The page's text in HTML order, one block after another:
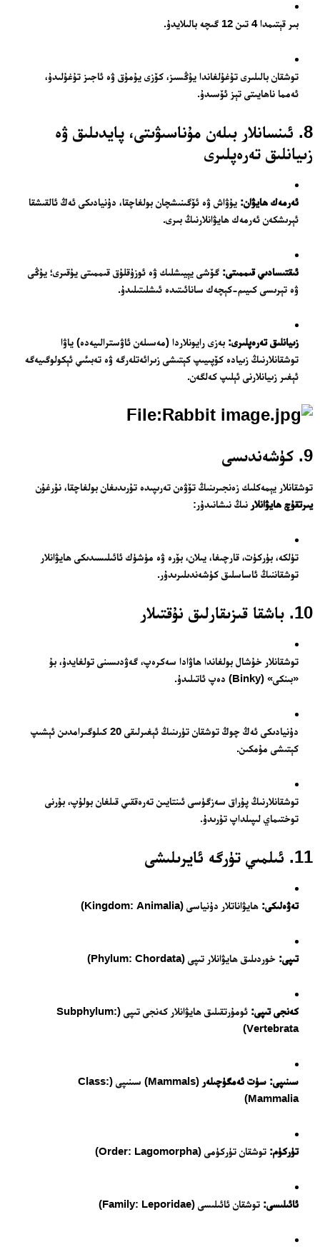
بىر قېتىمدا 4 تىن 12 گىچە بالىلايدۇ.
توشقان بالىلىرى تۇغۇلغاندا يۇڭسىز، كۆزى يۇمۇق ۋە ئاجىز تۇغۇلىدۇ،
ئەمما ناھايىتى تېز ئۆسىدۇ.
8. ئىنسانلار بىلەن مۇناسىۋىتى، پايدىلىق ۋە
زىيانلىق تەرەپلىرى
ئەرمەك ھايۋان: يۇۋاش ۋە ئۆگىنىشچان بولغاچقا، دۇنيادىكى ئەڭ ئالقىشقا
ئېرىشكەن ئەرمەك ھايۋانلارنىڭ بىرى.
ئىقتىسادىي قىممىتى: گۆشى يېيىشلىك ۋە ئوزۇقلۇق قىممىتى يۇقىرى؛ يۇڭى
ۋە تېرىسى كىيىم-كېچەك سانائىتىدە ئىشلىتىلىدۇ.
زىيانلىق تەرەپلىرى: بەزى رايونلاردا (مەسىلەن ئاۋسترالىيەدە) ياۋا
توشقانلارنىڭ زىيادە كۆپىيىپ كېتىشى زىرائەتلەرگە ۋە تەبىئىي ئېكولوگىيەگە
ئېغىر زىيانلارنى ئېلىپ كەلگەن.
9. كۈشەندىسى
توشقانلار يېمەكلىك زەنجىرىنىڭ تۆۋەن تەرىپىدە تۇرىدىغان بولغاچقا، نۇرغۇن
يىرتقۇچ ھايۋانلار نىڭ نىشانىدۇر:
تۈلكە، بۈركۈت، قارچىغا، يىلان، بۆرە ۋە مۈشۈك ئائىلىسىدىكى ھايۋانلار
توشقاننىڭ ئاساسلىق كۈشەندىلىرىدۇر.
10. باشقا قىزىقارلىق نۇقتىلار
توشقانلار خۇشال بولغاندا ھاۋادا سەكرەپ، گەۋدىسىنى تولغايدۇ، بۇ
«بىنكى» (Binky) دەپ ئاتىلىدۇ.
دۇنيادىكى ئەڭ چوڭ توشقان تۈرىنىڭ ئېغىرلىقى 20 كىلوگىرامدىن ئېشىپ
كېتىشى مۇمكىن.
توشقانلارنىڭ پۇراق سەزگۈسى ئىنتايىن تەرەققىي قىلغان بولۇپ، بۇرنى
توختىماي لىپىلداپ تۇرىدۇ.
11. ئىلمىي تۈرگە ئايرىلىشى
تەۋەلىكى: ھايۋاناتلار دۇنياسى (Kingdom: Animalia)
تىپى: خوردىلىق ھايۋانلار تىپى (Phylum: Chordata)
كەنجى تىپى:
ئومۇرتقىلىق ھايۋانلار كەنجى تىپى (Subphylum:
Vertebrata)
سىنىپى: سۈت ئەمگۈچىلەر
(Mammals) سىنىپى (Class:
Mammalia)
تۈركۈم: توشقان تۈركۈمى (Order: Lagomorpha)
ئائىلىسى: توشقان ئائىلىسى (Family: Leporidae)